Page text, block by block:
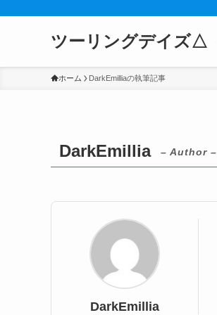
ツーリングデイズ△
ホーム DarkEmilliaの執筆記事
DarkEmillia – Author –
DarkEmillia